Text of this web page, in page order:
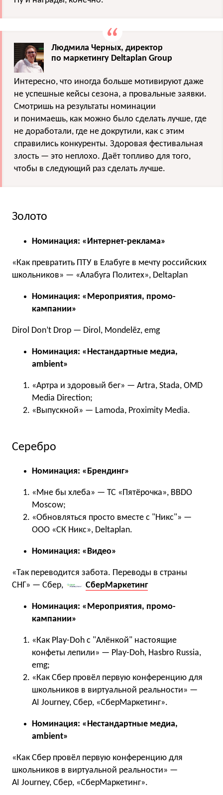
Людмила Черных, директор
по маркетингу Deltaplan Group
Интересно, что иногда больше мотивируют даже
не успешные кейсы сезона, а провальные заявки.
Смотришь на результаты номинации
и понимаешь, как можно было сделать лучше, где
не доработали, где не докрутили, как с этим
справились конкуренты. Здоровая фестивальная
злость — это неплохо. Даёт топливо для того,
чтобы в следующий раз сделать лучше.
Золото
Номинация: «Интернет-реклама»
«Как превратить ПТУ в Елабуге в мечту российских
школьников» — «Алабуга Политех», Deltaplan
Номинация: «Мероприятия, промо-
кампании»
Dirol Don’t Drop — Dirol, Mondelēz, emg
Номинация: «Нестандартные медиа,
ambient»
«Артра и здоровый бег» — Artra, Stada, OMD
Media Direction;
«Выпускной» — Lamoda, Proximity Media.
Серебро
Номинация: «Брендинг»
«Мне бы хлеба» — ТС «Пятёрочка», BBDO
Moscow;
«Обновляться просто вместе с "Никс"» —
ООО «СК Никс», Deltaplan.
Номинация: «Видео»
«Так переводится забота. Переводы в страны
СНГ» — Сбер,
СберМаркетинг
Номинация: «Мероприятия, промо-
кампании»
«Как Play-Doh с "Алёнкой" настоящие
конфеты лепили» — Play-Doh, Hasbro Russia,
emg;
«Как Сбер провёл первую конференцию для
школьников в виртуальной реальности» —
AI Journey, Сбер, «СберМаркетинг».
Номинация: «Нестандартные медиа,
ambient»
«Как Сбер провёл первую конференцию для
школьников в виртуальной реальности» —
AI Journey, Сбер, «СберМаркетинг».